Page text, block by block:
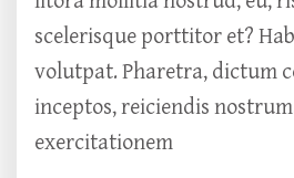
scelerisque porttitor et?
volutpat. Pharetra, dictum
inceptos, reiciendis
exercitationem